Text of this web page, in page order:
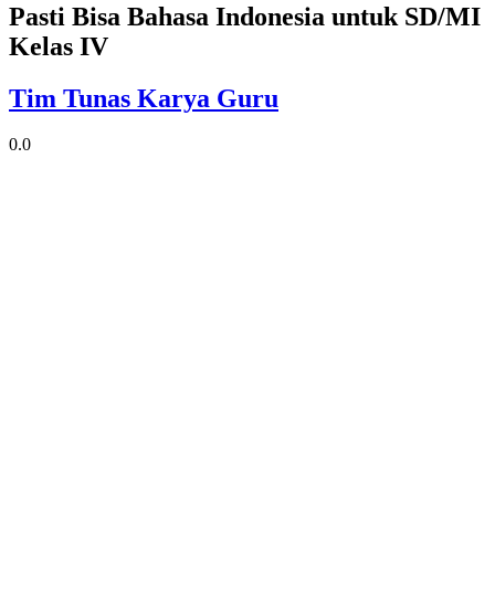
Pasti Bisa Bahasa Indonesia untuk SD/MI
Kelas IV
Tim Tunas Karya Guru
0.0